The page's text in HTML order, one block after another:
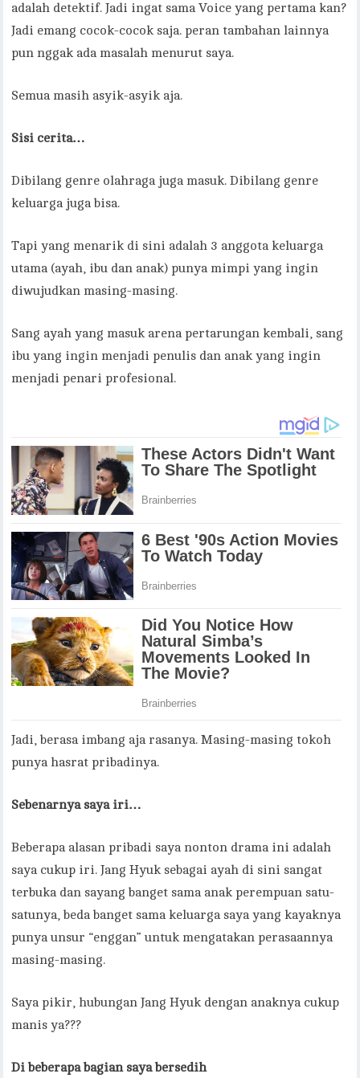
adalah detektif. Jadi ingat sama Voice yang pertama kan?
Jadi emang cocok-cocok saja. peran tambahan lainnya
pun nggak ada masalah menurut saya.
Semua masih asyik-asyik aja.
Sisi cerita…
Dibilang genre olahraga juga masuk. Dibilang genre
keluarga juga bisa.
Tapi yang menarik di sini adalah 3 anggota keluarga
utama (ayah, ibu dan anak) punya mimpi yang ingin
diwujudkan masing-masing.
Sang ayah yang masuk arena pertarungan kembali, sang
ibu yang ingin menjadi penulis dan anak yang ingin
menjadi penari profesional.
Jadi, berasa imbang aja rasanya. Masing-masing tokoh
punya hasrat pribadinya.
Sebenarnya saya iri…
Beberapa alasan pribadi saya nonton drama ini adalah
saya cukup iri. Jang Hyuk sebagai ayah di sini sangat
terbuka dan sayang banget sama anak perempuan satu-
satunya, beda banget sama keluarga saya yang kayaknya
punya unsur “enggan” untuk mengatakan perasaannya
masing-masing.
Saya pikir, hubungan Jang Hyuk dengan anaknya cukup
manis ya???
Di beberapa bagian saya bersedih